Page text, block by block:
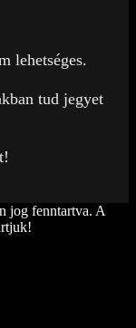
lehetséges.
tud jegyet
jog fenntartva. A